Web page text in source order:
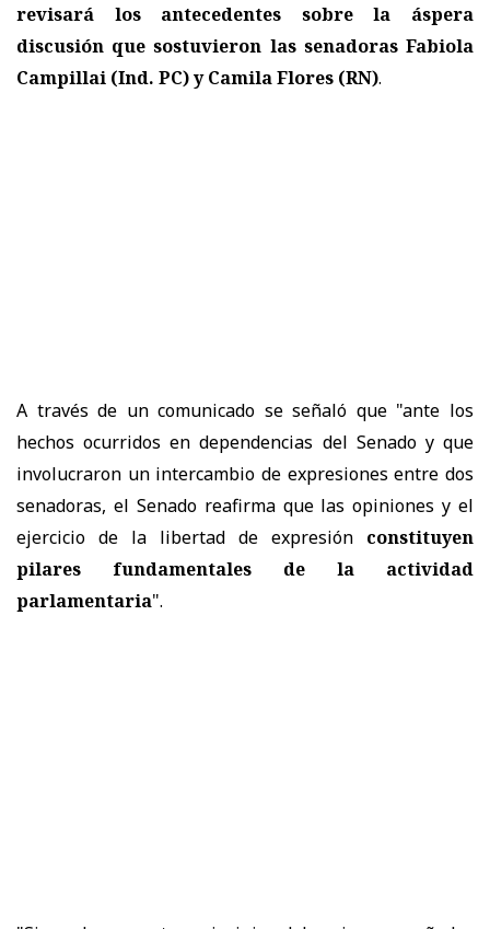
revisará los antecedentes sobre la áspera
discusión que sostuvieron las senadoras Fabiola
Campillai (Ind. PC) y Camila Flores (RN).
A través de un comunicado se señaló que "ante los
hechos ocurridos en dependencias del Senado y que
involucraron un intercambio de expresiones entre dos
senadoras, el Senado reafirma que las opiniones y el
ejercicio de la libertad de expresión constituyen
pilares fundamentales de la actividad
parlamentaria".